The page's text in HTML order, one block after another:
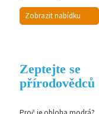
Zobrazit nabídku
Zeptejte se
přírodovědců